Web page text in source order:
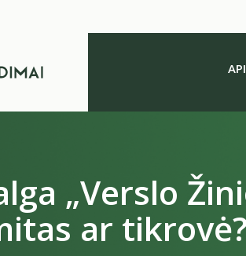
„Verslo
ar tikrovė?